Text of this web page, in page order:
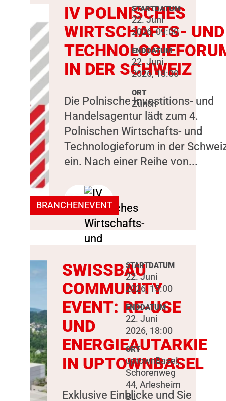
BRANCHENEVENT
IV POLNISCHES
WIRTSCHAFTS- UND
IN DER SCHWEIZ
Die Polnische Investitions- und
Handelsagentur lädt zum 4.
Polnischen Wirtschafts- und
Technologieforum in der
ein. Nach einer Reihe von...
STARTDATUM
22. Juni
2026, 09:00
ENDDATUM
22. Juni
2026, 18:00
ORT
Zürich
SWISSBAU
COMMUNITY
EVENT: RE-USE
UND
ENERGIEAUTARKIE
IN UPTOWNBASEL
Exklusive Einblicke und Sie
STARTDATUM
22. Juni
2026, 15:00
ENDDATUM
22. Juni
2026, 18:00
ORT
uptownBasel,
Schorenweg
44, Arlesheim
BL